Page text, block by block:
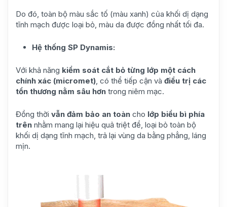
Do đó, toàn bộ màu sắc tố (màu xanh) của khối dị dạng
tĩnh mạch được loại bỏ, màu da được đồng nhất tối đa.
Hệ thống SP Dynamis:
Với khả năng kiểm soát cắt bỏ từng lớp một cách
chính xác (micromet), có thể tiếp cận và điều trị các
tổn thương nằm sâu hơn trong niêm mạc.
Đồng thời vẫn đảm bảo an toàn cho lớp biểu bì phía
trên nhằm mang lại hiệu quả triệt để, loại bỏ toàn bộ
khối dị dạng tĩnh mạch, trả lại vùng da bằng phẳng, láng
mịn.